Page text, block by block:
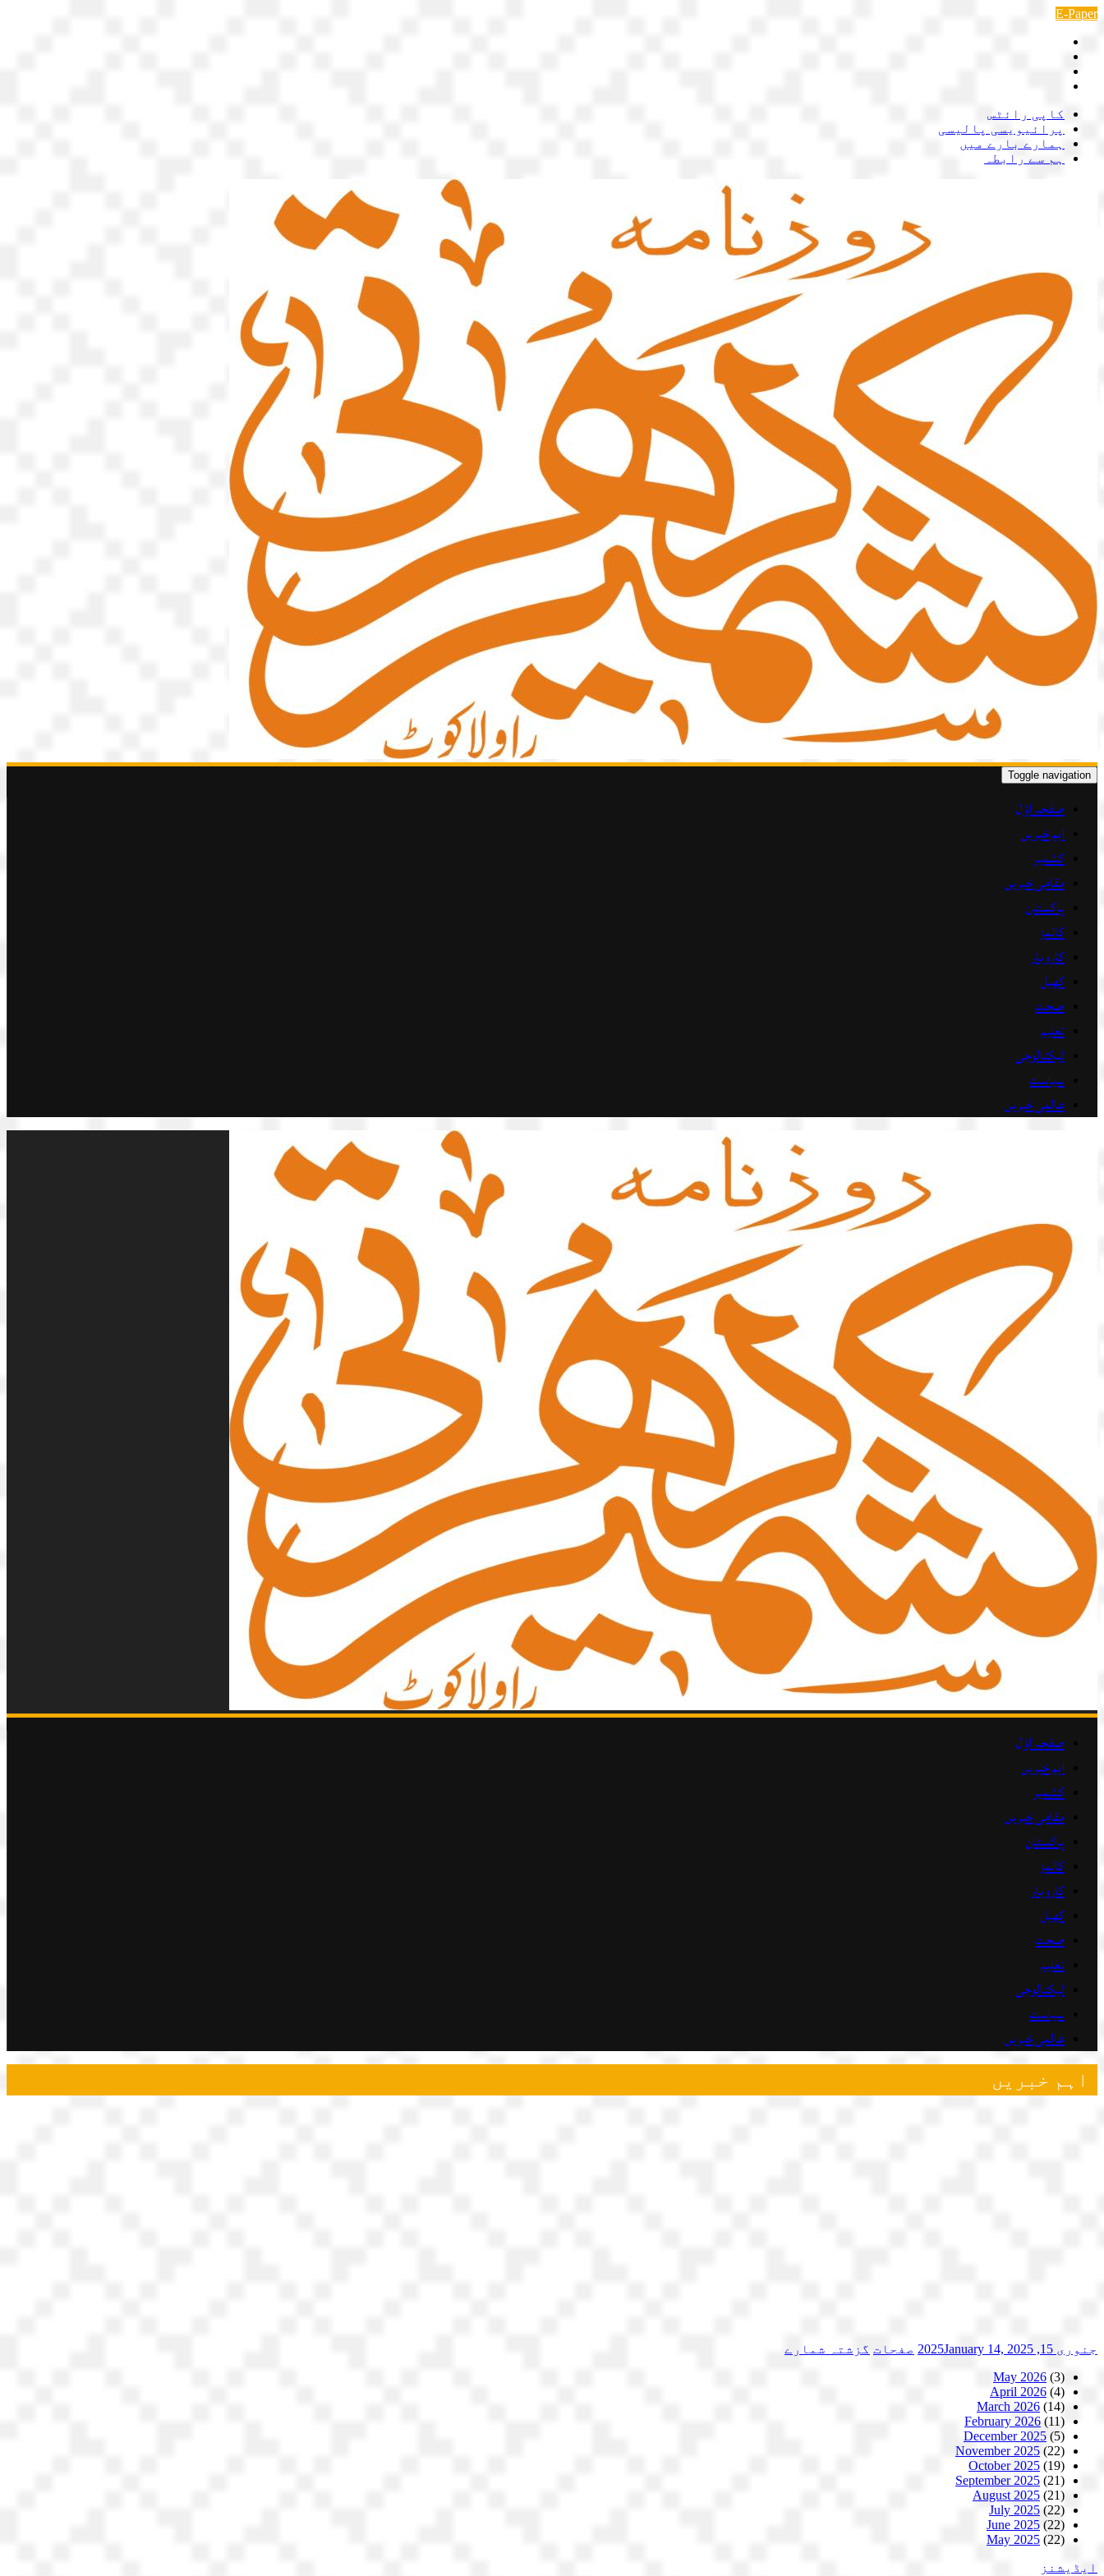
Skip
content
E-Paper
کاپی رائٹس
پرائیویسی پالیسی
ہمارے بارے میں
ہم سے رابطہ
Toggle navigation
صفحہ اوّل
اہم خبریں
کشمیر
مقامی خبریں
پاکستان
کالمز
کاروبار
کھیل
صحت
تعلیم
ٹیکنالوجی
سیاست
عالمی خبریں
صفحہ اوّل
اہم خبریں
کشمیر
مقامی خبریں
پاکستان
کالمز
کاروبار
کھیل
صحت
تعلیم
ٹیکنالوجی
سیاست
عالمی خبریں
اہم خبریں
جنوری 15, 2025 January 14, 2025 صفحات گزشتہ شمارے
May 2026 (3)
April 2026 (4)
March 2026 (14)
February 2026 (11)
December 2025 (5)
November 2025 (22)
October 2025 (19)
September 2025 (21)
August 2025 (21)
July 2025 (22)
June 2025 (22)
May 2025 (22)
ایڈیشنز